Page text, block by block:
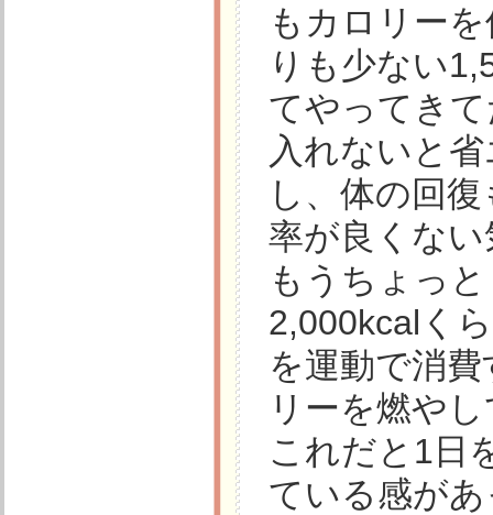
もカロリー
りも少ない
てやってき
入れないと
し、体の回
率が良くな
もうちょっ
2,000kcalく
を運動で消
リーを燃や
これだと1日
ている感が